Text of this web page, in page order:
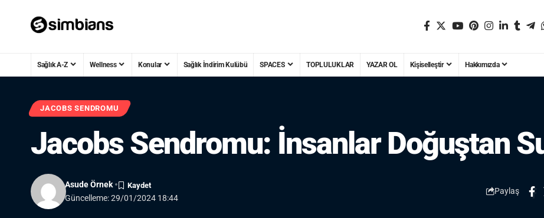
Sağlık A-Z Wellness Konular Sağlık İndirim Kulübü SPACES TOPLULUKLAR YAZAR OL Kişiselleştir Hakkımızda
JACOBS SENDROMU
Jacobs Sendromu: İnsanlar Doğuştan
Güncelleme: 29/01/2024 18:44
Asude Örnek
Paylaş